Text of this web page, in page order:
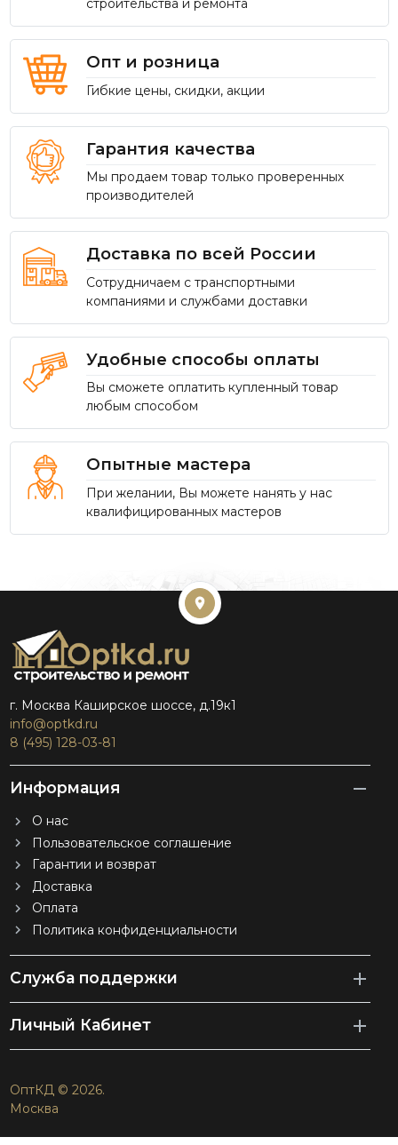
строительства и ремонта
Опт и розница
Гибкие цены, скидки, акции
Гарантия качества
Мы продаем товар только проверенных
производителей
Доставка по всей России
Сотрудничаем с транспортными
компаниями и службами доставки
Удобные способы оплаты
Вы сможете оплатить купленный товар
любым способом
Опытные мастера
При желании, Вы можете нанять у нас
квалифицированных мастеров
г. Москва Каширское шоссе, д.19к1
info@optkd.ru
8 (495) 128-03-81
Информация
О нас
Пользовательское соглашение
Гарантии и возврат
Доставка
Оплата
Политика конфиденциальности
Служба поддержки
Личный Кабинет
ОптКД © 2026.
Москва